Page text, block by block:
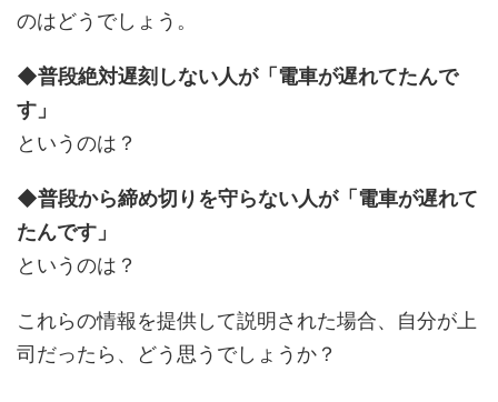
のはどうでしょう。
◆普段絶対遅刻しない人が「電車が遅れてたんで
す」
というのは？
◆普段から締め切りを守らない人が「電車が遅れて
たんです」
というのは？
これらの情報を提供して説明された場合、自分が上
司だったら、どう思うでしょうか？